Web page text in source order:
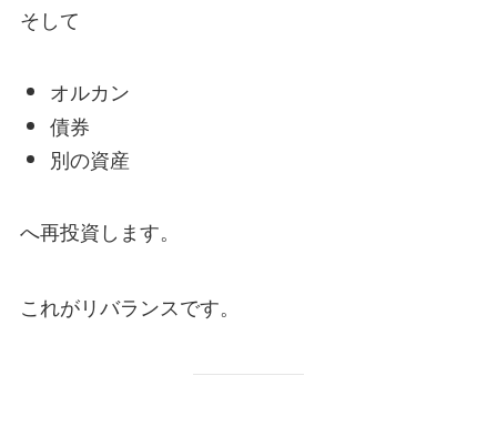
そして
オルカン
債券
別の資産
へ再投資します。
これがリバランスです。